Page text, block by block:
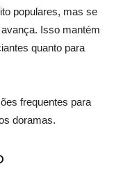
populares, mas se
Isso mantém
quanto para
frequentes para
doramas.